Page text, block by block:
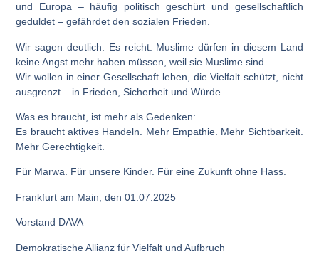
und Europa – häufig politisch geschürt und gesellschaftlich
geduldet – gefährdet den sozialen Frieden.
Wir sagen deutlich: Es reicht. Muslime dürfen in diesem Land
keine Angst mehr haben müssen, weil sie Muslime sind.
Wir wollen in einer Gesellschaft leben, die Vielfalt schützt, nicht
ausgrenzt – in Frieden, Sicherheit und Würde.
Was es braucht, ist mehr als Gedenken:
Es braucht aktives Handeln. Mehr Empathie. Mehr Sichtbarkeit.
Mehr Gerechtigkeit.
Für Marwa. Für unsere Kinder. Für eine Zukunft ohne Hass.
Frankfurt am Main, den 01.07.2025
Vorstand DAVA
Demokratische Allianz für Vielfalt und Aufbruch